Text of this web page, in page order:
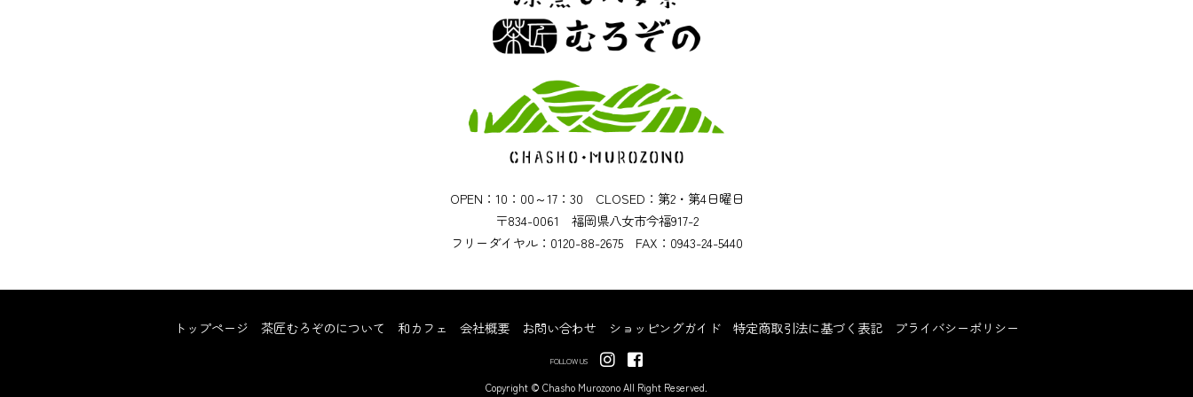
OPEN：10：00～17：30 CLOSED：第2・第4日曜日
〒834-0061 福岡県八女市今福917-2
フリーダイヤル：0120-88-2675 FAX：0943-24-5440
トップページ 茶匠むろぞのについて 和カフェ 会社概要 お問い合わせ ショッピングガイド 特定商取引法に基づく表記 プライバシーポリシー
FOLLOW US
Copyright © Chasho Murozono All Right Reserved.